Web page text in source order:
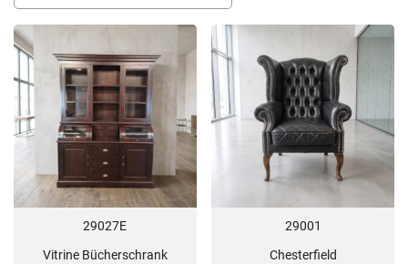
29027E
Vitrine Bücherschrank
29001
Chesterfield